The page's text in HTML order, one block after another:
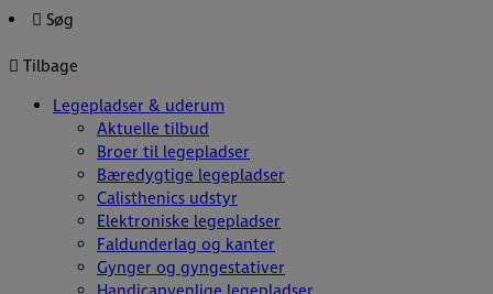
Hop
indholdet
Søg
Tilbage
Legepladser & uderum
Aktuelle tilbud
Broer til legepladser
Bæredygtige legepladser
Calisthenics udstyr
Elektroniske legepladser
Faldunderlag og kanter
Gynger og gyngestativer